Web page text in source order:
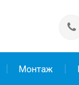
Монтаж